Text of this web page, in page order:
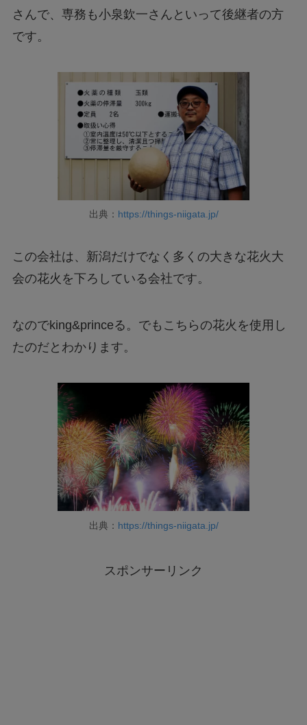
さんで、専務も小泉欽一さんといって後継者の方
です。
出典： https://things-niigata.jp/
この会社は、新潟だけでなく多くの大きな花火大
会の花火を下ろしている会社です。
なのでking&princeる。でもこちらの花火を使用し
たのだとわかります。
出典： https://things-niigata.jp/
スポンサーリンク